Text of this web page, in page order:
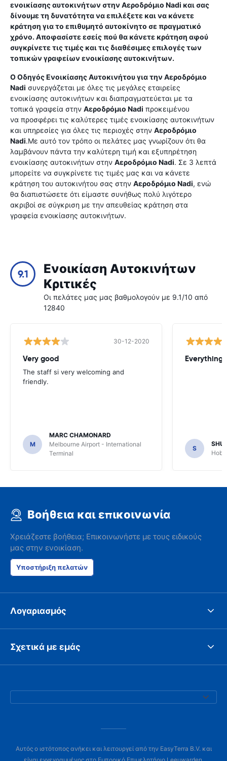
ενοικίασης αυτοκινήτων στην Αεροδρόμιο Nadi και σας
δίνουμε τη δυνατότητα να επιλέξετε και να κάνετε
κράτηση για το επιθυμητό αυτοκίνητο σε πραγματικό
χρόνο. Αποφασίστε εσείς πού θα κάνετε κράτηση αφού
συγκρίνετε τις τιμές και τις διαθέσιμες επιλογές των
τοπικών γραφείων ενοικίασης αυτοκινήτων.
Ο Οδηγός Ενοικίασης Αυτοκινήτου για την Αεροδρόμιο
Nadi συνεργάζεται με όλες τις μεγάλες εταιρείες
ενοικίασης αυτοκινήτων και διαπραγματεύεται με τα
τοπικά γραφεία στην Αεροδρόμιο Nadi προκειμένου
να προσφέρει τις καλύτερες τιμές ενοικίασης αυτοκινήτων
και υπηρεσίες για όλες τις περιοχές στην Αεροδρόμιο
Nadi.Με αυτό τον τρόπο οι πελάτες μας γνωρίζουν ότι θα
λαμβάνουν πάντα την καλύτερη τιμή και εξυπηρέτηση
ενοικίασης αυτοκινήτων στην Αεροδρόμιο Nadi. Σε 3 λεπτά
μπορείτε να συγκρίνετε τις τιμές μας και να κάνετε
κράτηση του αυτοκινήτου σας στην Αεροδρόμιο Nadi, ενώ
θα διαπιστώσετε ότι είμαστε συνήθως πολύ λιγότερο
ακριβοί σε σύγκριση με την απευθείας κράτηση στα
γραφεία ενοικίασης αυτοκινήτων.
9.1
Ενοικίαση Αυτοκινήτων
Κριτικές
Οι πελάτες μας μας βαθμολογούν με 9.1/10 από
12840
30-12-2020
Very good
The staff si very welcoming and
friendly.
M
MARC CHAMONARD
Melbourne Airport - International
Terminal
Everything
S
Βοήθεια και επικοινωνία
Χρειάζεστε βοήθεια; Επικοινωνήστε με τους ειδικούς
μας στην ενοικίαση.
Υποστήριξη πελατών
Λογαριασμός
Σχετικά με εμάς
Αυτός ο ιστότοπος ανήκει και λειτουργεί από την EasyTerra B.V. και